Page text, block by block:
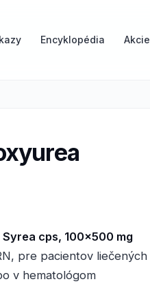
Encyklopédia Akcie
cps, 100x500 mg
pre pacientov liečených
v hematológom